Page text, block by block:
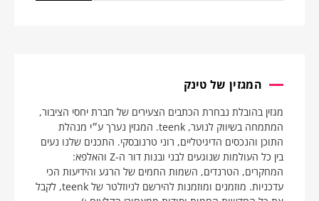
המגזין של טינק
מגזין בהובלת נבחרת הכתבים הצעירים של חברת יחסי הציבור,
המתמחה בשיווק לנוער, teenk. המגזין נערך ע״י מנהלת
התוכן והנכסים הדיגיטליים, רוני טרנובסקי. התכנים שלנו נעים
בין כל העולמות שנוגעים לבני ובנות דור ה-Z והאלפא:
המחקרים, הטרנדים, השמות החמים של הרגע והידיעות הכי
עדכניות. מוזמנים ומוזמנות להירשם לניוזלטר של teenk, לקבל